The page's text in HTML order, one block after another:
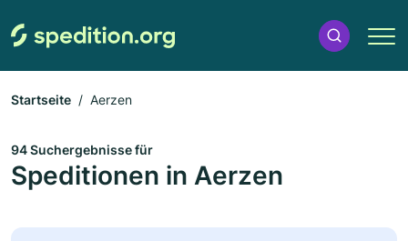
Startseite Aerzen
94 Suchergebnisse für
Speditionen in Aerzen